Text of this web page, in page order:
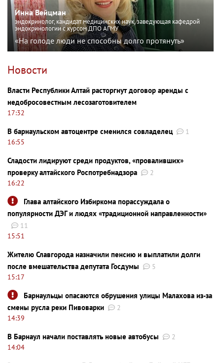
Инна Вейцман
эндокринолог, кандидат медицинских наук, заведующая кафедрой
эндокринологии с курсом ДПО АГМУ
«На голоде люди не способны долго протянуть»
Новости
Власти Республики Алтай расторгнут договор аренды с
недобросовестным лесозаготовителем
17:32
В барнаульском автоцентре сменился совладелец
1
16:55
Сладости лидируют среди продуктов, «проваливших»
проверку алтайского Роспотребнадзора
2
16:22
Глава алтайского Избиркома порассуждала о
популярности ДЭГ и людях «традиционной направленности»
11
15:51
Жителю Славгорода назначили пенсию и выплатили долги
после вмешательства депутата Госдумы
5
15:17
Барнаульцы опасаются обрушения улицы Малахова из-за
смены русла реки Пивоварки
2
14:39
В Барнаул начали поставлять новые автобусы
2
14:04